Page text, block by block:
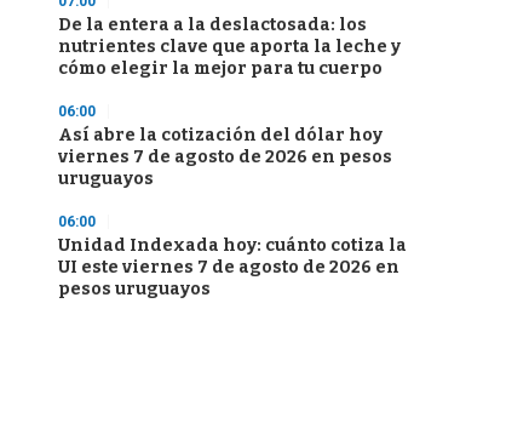
De la entera a la deslactosada: los
nutrientes clave que aporta la leche y
cómo elegir la mejor para tu cuerpo
06:00
Así abre la cotización del dólar hoy
viernes 7 de agosto de 2026 en pesos
uruguayos
06:00
Unidad Indexada hoy: cuánto cotiza la
UI este viernes 7 de agosto de 2026 en
pesos uruguayos